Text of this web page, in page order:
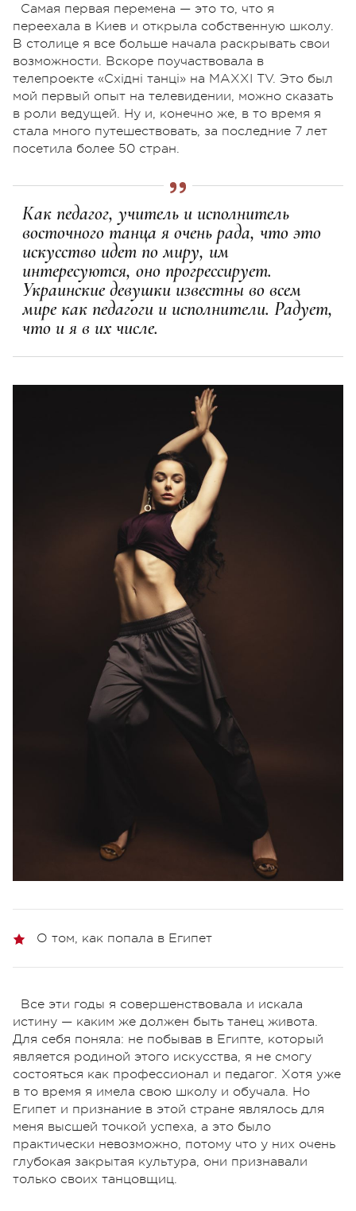
Самая первая перемена — это то, что я
переехала в Киев и открыла собственную школу.
В столице я все больше начала раскрывать свои
возможности. Вскоре поучаствовала в
телепроекте «Східні танці» на MAXXI TV. Это был
мой первый опыт на телевидении, можно сказать
в роли ведущей. Ну и, конечно же, в то время я
стала много путешествовать, за последние 7 лет
посетила более 50 стран.
Как педагог, учитель и исполнитель
восточного танца я очень рада, что это
искусство идет по миру, им
интересуются, оно прогрессирует.
Украинские девушки известны во всем
мире как педагоги и исполнители. Радует,
что и я в их числе.
О том, как попала в Египет
Все эти годы я совершенствовала и искала
истину — каким же должен быть танец живота.
Для себя поняла: не побывав в Египте, который
является родиной этого искусства, я не смогу
состояться как профессионал и педагог. Хотя уже
в то время я имела свою школу и обучала. Но
Египет и признание в этой стране являлось для
меня высшей точкой успеха, а это было
практически невозможно, потому что у них очень
глубокая закрытая культура, они признавали
только своих танцовщиц.